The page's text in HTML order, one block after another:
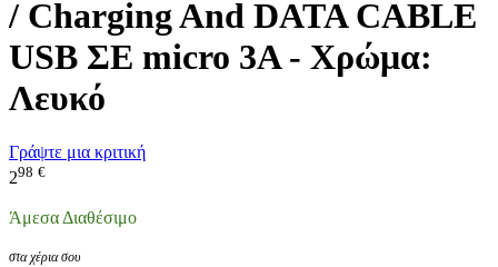
/ Charging And DATA CABLE
USB ΣΕ micro 3A - Χρώμα:
Λευκό
Γράψτε μια κριτική
298 €
Άμεσα Διαθέσιμο
στα χέρια σου